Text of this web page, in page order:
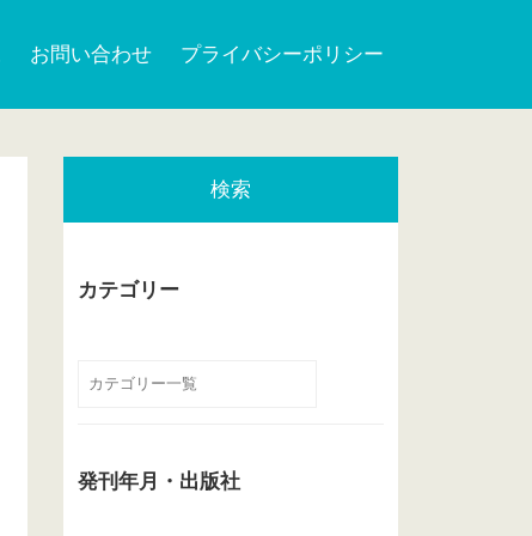
お問い合わせ プライバシーポリシー
検索
カテゴリー
発刊年月・出版社